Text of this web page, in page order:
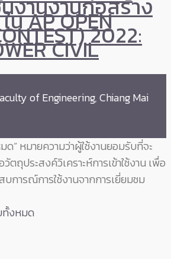
งานงานก่อสร้าง
น AP OPEN2022:
CIVIL
of Engineering, Chiang Mai
” หมายความว่าผู้ใช้งานยอมรับที่จะ
ตถุประสงค์วิเคราะห์การเข้าใช้งาน เพื่อ
การณ์การใช้งานจากการเยี่ยมชม
งหมด